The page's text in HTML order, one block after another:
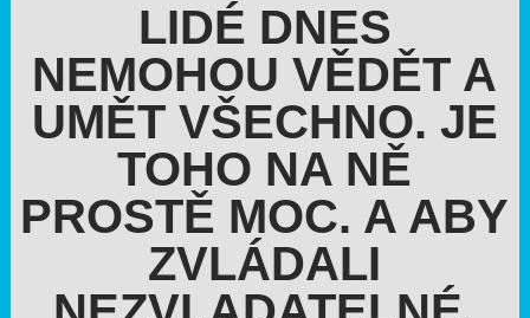
LIDÉ DNES
NEMOHOU VĚDĚT A
UMĚT VŠECHNO. JE
TOHO NA NĚ
PROSTĚ MOC. A ABY
ZVLÁDALI